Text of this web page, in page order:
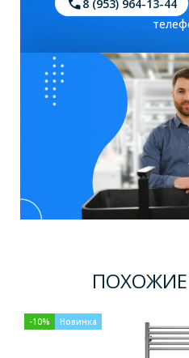
8 (953) 964-13-44
Новинка
-10%